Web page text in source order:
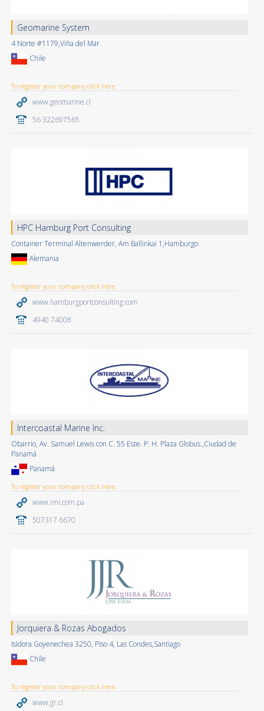
Geomarine System
4 Norte #1179,Viña del Mar
Chile
To register your company click here
www.geomarine.cl
56 322697565
HPC Hamburg Port Consulting
Container Terminal Altenwerder, Am Ballinkai 1,Hamburgo
Alemania
To register your company click here
www.hamburgportconsulting.com
4940 74008
Intercoastal Marine Inc.
Obarrio, Av. Samuel Lewis con C. 55 Este. P. H. Plaza Globus.,Ciudad de
Panamá
Panamá
To register your company click here
www.imi.com.pa
507317 6670
Jorquiera & Rozas Abogados
Isidora Goyenechea 3250, Piso 4, Las Condes,Santiago
Chile
To register your company click here
www.jjr.cl